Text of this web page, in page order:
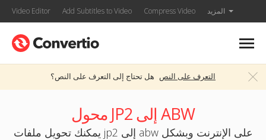
Video Editor Add Subtitles to Video Compress Video المزيد
هل تحتاج إلى التعرف على النص؟ التعرف على النص
محول JP2 إلى ABW
يمكنك تحويل ملفات jp2 إلى abw على الإنترنت وبشكل